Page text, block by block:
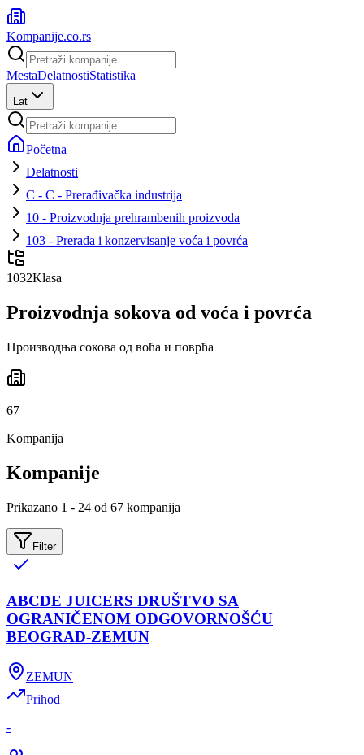
Kompanije.co.rs
MestaDelatnostiStatistika
Lat
Početna
Delatnosti
C - C - Prerađivačka industrija
10 - Proizvodnja prehrambenih proizvoda
103 - Prerada i konzervisanje voća i povrća
1032Klasa
Proizvodnja sokova od voća i povrća
Производња сокова од воћа и поврћа
67
Kompanija
Kompanije
Prikazano 1 - 24 od 67 kompanija
Filter
ABCDE JUICERS DRUŠTVO SA
OGRANIČENOM ODGOVORNOŠĆU
BEOGRAD-ZEMUN
ZEMUN
Prihod
-